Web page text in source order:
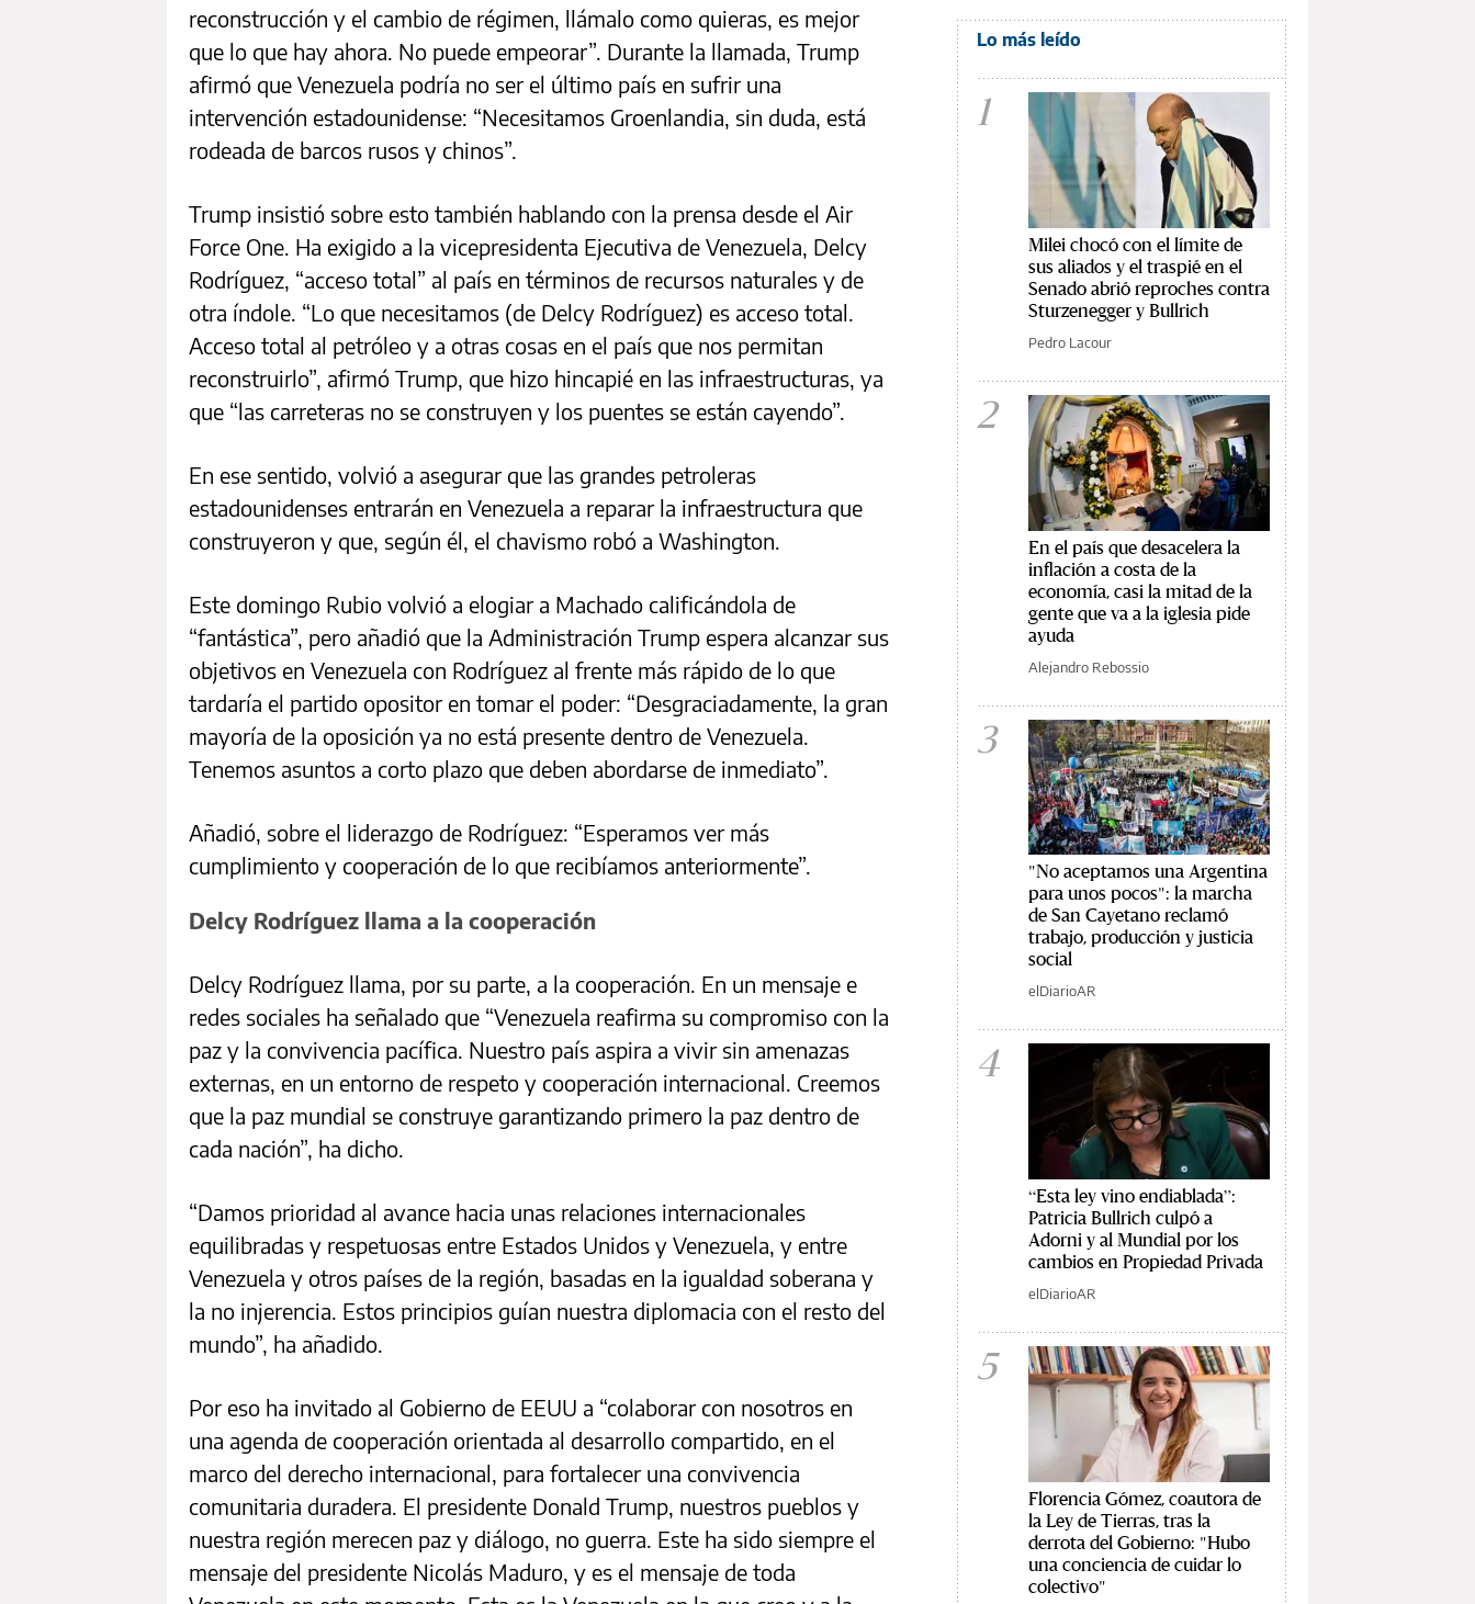
reconstrucción y el cambio de régimen, llámalo como quieras, es mejor
que lo que hay ahora. No puede empeorar”. Durante la llamada, Trump
afirmó que Venezuela podría no ser el último país en sufrir una
intervención estadounidense: “Necesitamos Groenlandia, sin duda, está
rodeada de barcos rusos y chinos”.
Trump insistió sobre esto también hablando con la prensa desde el Air
Force One. Ha exigido a la vicepresidenta Ejecutiva de Venezuela, Delcy
Rodríguez, “acceso total” al país en términos de recursos naturales y de
otra índole. “Lo que necesitamos (de Delcy Rodríguez) es acceso total.
Acceso total al petróleo y a otras cosas en el país que nos permitan
reconstruirlo”, afirmó Trump, que hizo hincapié en las infraestructuras, ya
que “las carreteras no se construyen y los puentes se están cayendo”.
En ese sentido, volvió a asegurar que las grandes petroleras
estadounidenses entrarán en Venezuela a reparar la infraestructura que
construyeron y que, según él, el chavismo robó a Washington.
Este domingo Rubio volvió a elogiar a Machado calificándola de
“fantástica”, pero añadió que la Administración Trump espera alcanzar sus
objetivos en Venezuela con Rodríguez al frente más rápido de lo que
tardaría el partido opositor en tomar el poder: “Desgraciadamente, la gran
mayoría de la oposición ya no está presente dentro de Venezuela.
Tenemos asuntos a corto plazo que deben abordarse de inmediato”.
Añadió, sobre el liderazgo de Rodríguez: “Esperamos ver más
cumplimiento y cooperación de lo que recibíamos anteriormente”.
Delcy Rodríguez llama a la cooperación
Delcy Rodríguez llama, por su parte, a la cooperación. En un mensaje e
redes sociales ha señalado que “Venezuela reafirma su compromiso con la
paz y la convivencia pacífica. Nuestro país aspira a vivir sin amenazas
externas, en un entorno de respeto y cooperación internacional. Creemos
que la paz mundial se construye garantizando primero la paz dentro de
cada nación”, ha dicho.
“Damos prioridad al avance hacia unas relaciones internacionales
equilibradas y respetuosas entre Estados Unidos y Venezuela, y entre
Venezuela y otros países de la región, basadas en la igualdad soberana y
la no injerencia. Estos principios guían nuestra diplomacia con el resto del
mundo”, ha añadido.
Por eso ha invitado al Gobierno de EEUU a “colaborar con nosotros en
una agenda de cooperación orientada al desarrollo compartido, en el
marco del derecho internacional, para fortalecer una convivencia
comunitaria duradera. El presidente Donald Trump, nuestros pueblos y
nuestra región merecen paz y diálogo, no guerra. Este ha sido siempre el
mensaje del presidente Nicolás Maduro, y es el mensaje de toda
Lo más leído
1
Milei chocó con el límite de
sus aliados y el traspié en el
Senado abrió reproches contra
Sturzenegger y Bullrich
Pedro Lacour
2
En el país que desacelera la
inflación a costa de la
economía, casi la mitad de la
gente que va a la iglesia pide
ayuda
Alejandro Rebossio
3
"No aceptamos una Argentina
para unos pocos": la marcha
de San Cayetano reclamó
trabajo, producción y justicia
social
elDiarioAR
4
“Esta ley vino endiablada”:
Patricia Bullrich culpó a
Adorni y al Mundial por los
cambios en Propiedad Privada
elDiarioAR
5
Florencia Gómez, coautora de
la Ley de Tierras, tras la
derrota del Gobierno: "Hubo
una conciencia de cuidar lo
colectivo"